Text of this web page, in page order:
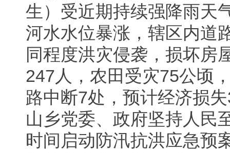
生）受近期持续强降雨天
河水水位暴涨，辖区内道
同程度洪灾侵袭，损坏房
247人，农田受灾75公顷
路中断7处，预计经济损
山乡党委、政府坚持人民
时间启动防汛抗洪应急预